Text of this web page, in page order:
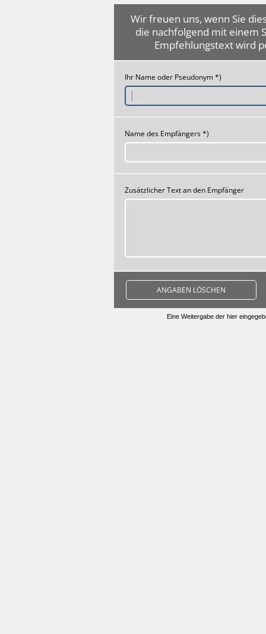
Wir freuen uns, wenn Sie
die nachfolgend mit einem
Empfehlungstext wird
Ihr Name oder Pseudonym *)
Name des Empfängers *)
Zusätzlicher Text an den Empfänger
ANGABEN LÖSCHEN
Eine Weitergabe der hier